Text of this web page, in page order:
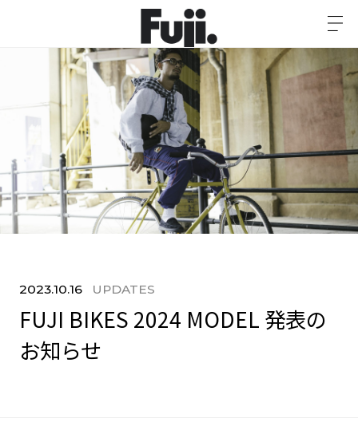
2023.10.16 UPDATES
FUJI BIKES 2024 MODEL 発表の
お知らせ